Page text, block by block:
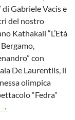
Gabriele Vacis e
del nostro
Kathakali “L’Età
con
De Laurentiis, il
olimpica
“Fedra”
TIERE TEATRO
→